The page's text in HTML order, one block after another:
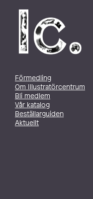
Förmedling
Om Illustratörcentrum
Bli medlem
Vår katalog
Beställarguiden
Aktuellt